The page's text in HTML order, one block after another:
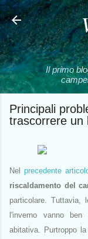
Il primo
Principali
trascorrere un
Nel precedente
riscaldamento del
particolare. Tuttavia,
l'inverno vanno
abitativa. Purtroppo